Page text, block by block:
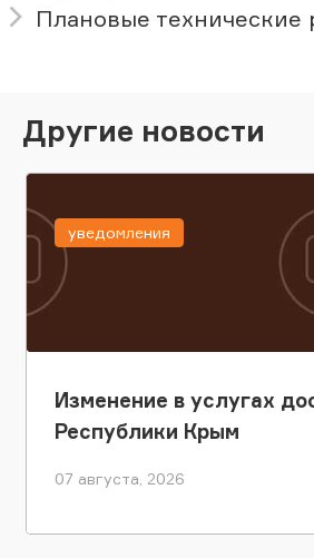
Плановые технические
Другие новости
Изменение в услугах
Республики Крым
07 августа, 2026
уведомления